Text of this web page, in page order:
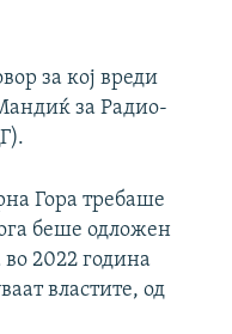
за кој вреди
за Радио-
Гора требаше
беше одложен
2022 година
властите, од